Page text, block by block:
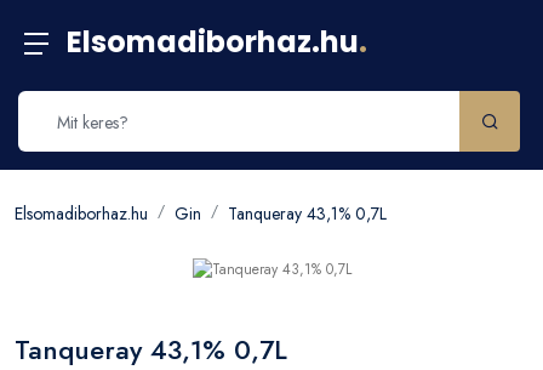
Elsomadiborhaz.hu.
Elsomadiborhaz.hu Gin Tanqueray 43,1% 0,7L
Tanqueray 43,1% 0,7L